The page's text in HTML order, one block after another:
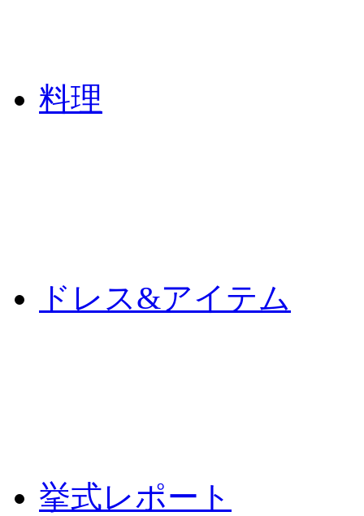
料理
ドレス&アイテム
挙式レポート